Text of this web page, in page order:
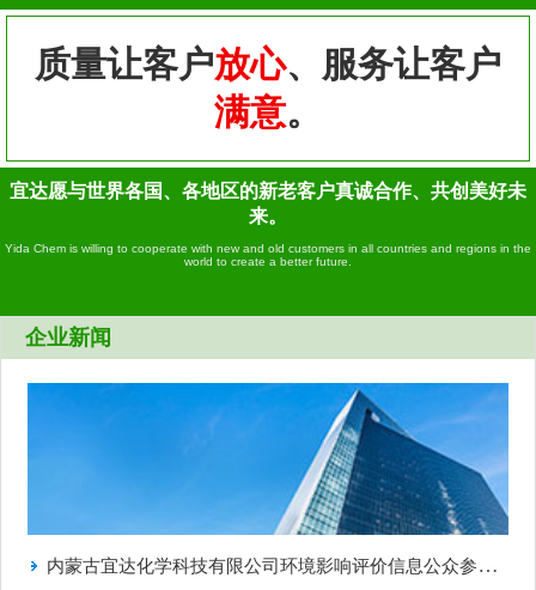
质量让客户放心、服务让客户
满意。
宜达愿与世界各国、各地区的新老客户真诚合作、共创美好未
来。
Yida Chem is willing to cooperate with new and old customers in all countries and regions in the
world to create a better future.
企业新闻
内蒙古宜达化学科技有限公司环境影响评价信息公众参与报批前公示